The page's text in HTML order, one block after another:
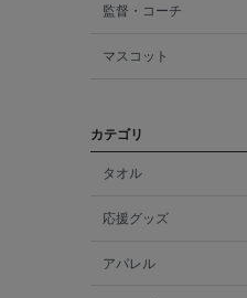
監督・コーチ
マスコット
カテゴリ
タオル
応援グッズ
アパレル